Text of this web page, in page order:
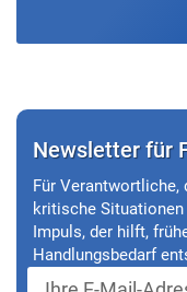
Newsletter für
Für Verantwortliche,
kritische
Impuls, der hilft,
Handlungsbedarf